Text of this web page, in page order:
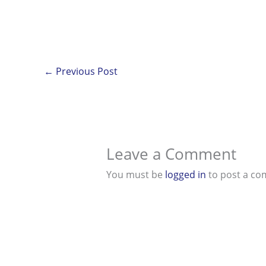
← Previous Post
Leave a Comment
You must be logged in to post a